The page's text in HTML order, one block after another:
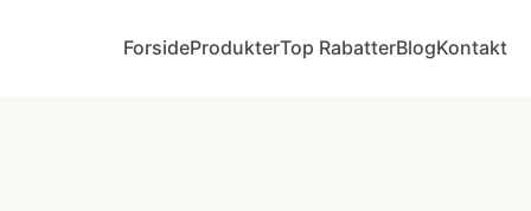
ForsideProdukterTop RabatterBlogKontakt